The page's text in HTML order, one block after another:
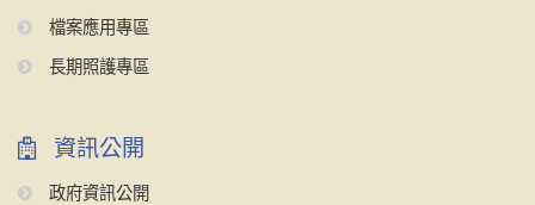
檔案應用專區
長期照護專區
資訊公開
政府資訊公開